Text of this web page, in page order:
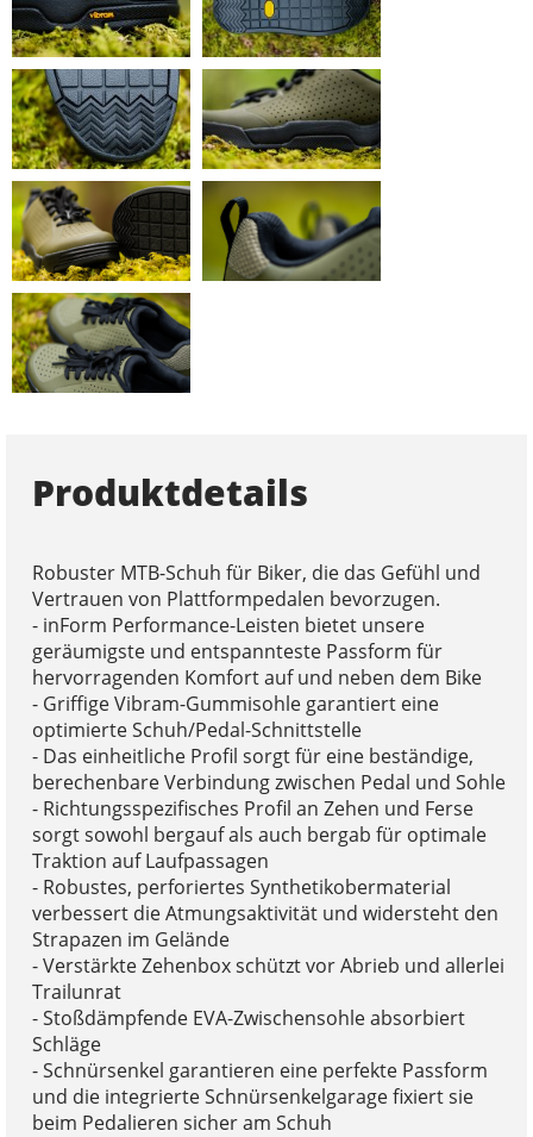
Produktdetails
Robuster MTB-Schuh für Biker, die das Gefühl und
Vertrauen von Plattformpedalen bevorzugen.
- inForm Performance-Leisten bietet unsere
geräumigste und entspannteste Passform für
hervorragenden Komfort auf und neben dem Bike
- Griffige Vibram-Gummisohle garantiert eine
optimierte Schuh/Pedal-Schnittstelle
- Das einheitliche Profil sorgt für eine beständige,
berechenbare Verbindung zwischen Pedal und Sohle
- Richtungsspezifisches Profil an Zehen und Ferse
sorgt sowohl bergauf als auch bergab für optimale
Traktion auf Laufpassagen
- Robustes, perforiertes Synthetikobermaterial
verbessert die Atmungsaktivität und widersteht den
Strapazen im Gelände
- Verstärkte Zehenbox schützt vor Abrieb und allerlei
Trailunrat
- Stoßdämpfende EVA-Zwischensohle absorbiert
Schläge
- Schnürsenkel garantieren eine perfekte Passform
und die integrierte Schnürsenkelgarage fixiert sie
beim Pedalieren sicher am Schuh